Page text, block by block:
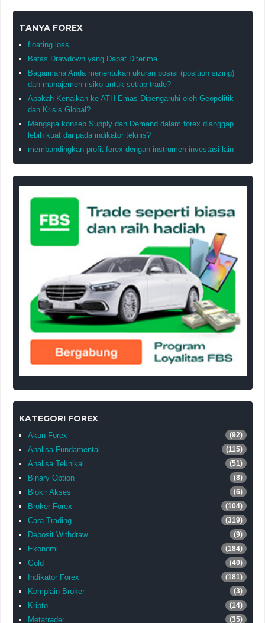
TANYA FOREX
floating loss
Batas Drawdown yang Dapat Diterima
Bagaimana Anda menentukan ukuran posisi (position sizing)
dan manajemen risiko untuk setiap trade?
Apakah Kenaikan ke ATH Emas Dipengaruhi oleh Geopolitik
dan Krisis Global?
Mengapa konsep Supply dan Demand dalam forex dianggap
lebih kuat daripada indikator teknis?
membandingkan profit forex dengan instrumen investasi lain
KATEGORI FOREX
Akun Forex (92)
Analisa Fundamental (115)
Analisa Teknikal (51)
Binary Option (8)
Blokir Akses (6)
Broker Forex (104)
Cara Trading (319)
Deposit Withdraw (9)
Ekonomi (184)
Gold (40)
Indikator Forex (181)
Komplain Broker (3)
Kripto (14)
Metatrader (35)